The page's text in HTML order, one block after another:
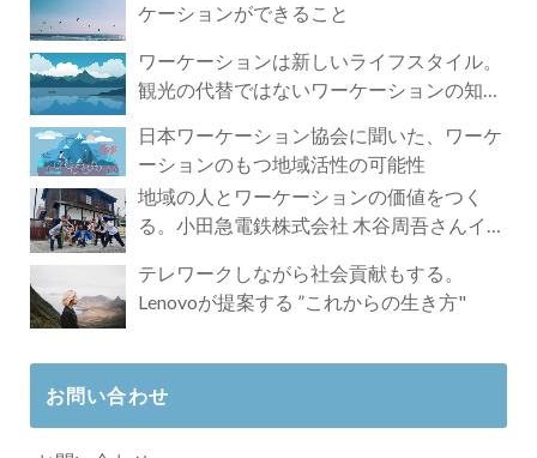
ケーションができること
ワーケーションは新しいライフスタイル。
観光の代替ではないワーケーションの知ら
日本ワーケーション協会に聞いた、ワーケ
ーションのもつ地域活性の可能性
地域の人とワーケーションの価値をつく
る。小田急電鉄株式会社 木谷周吾さんイン
テレワークしながら社会貢献もする。
Lenovoが提案する ”これからの生き方"
お問い合わせ